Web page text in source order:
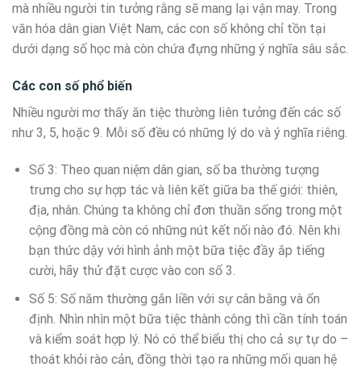
mà nhiều người tin tưởng rằng sẽ mang lại vận may. Trong
văn hóa dân gian Việt Nam, các con số không chỉ tồn tại
dưới dạng số học mà còn chứa đựng những ý nghĩa sâu sắc.
Các con số phổ biến
Nhiều người mơ thấy ăn tiệc thường liên tưởng đến các số
như 3, 5, hoặc 9. Mỗi số đều có những lý do và ý nghĩa riêng.
Số 3: Theo quan niệm dân gian, số ba thường tượng
trưng cho sự hợp tác và liên kết giữa ba thế giới: thiên,
địa, nhân. Chúng ta không chỉ đơn thuần sống trong một
cộng đồng mà còn có những nút kết nối nào đó. Nên khi
bạn thức dậy với hình ảnh một bữa tiệc đầy ắp tiếng
cười, hãy thử đặt cược vào con số 3.
Số 5: Số năm thường gắn liền với sự cân bằng và ổn
định. Nhìn nhìn một bữa tiệc thành công thì cần tính toán
và kiểm soát hợp lý. Nó có thể biểu thị cho cả sự tự do –
thoát khỏi rào cản, đồng thời tạo ra những mối quan hệ